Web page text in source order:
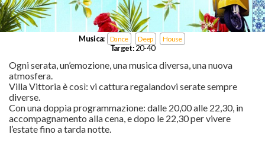
Musica: Dance Deep House
Target:20-40
Ogni serata, un’emozione, una musica diversa, una nuova
atmosfera.
Villa Vittoria è così: vi cattura regalandovi serate sempre
diverse.
Con una doppia programmazione: dalle 20,00 alle 22,30, in
accompagnamento alla cena, e dopo le 22,30 per vivere
l’estate fino a tarda notte.